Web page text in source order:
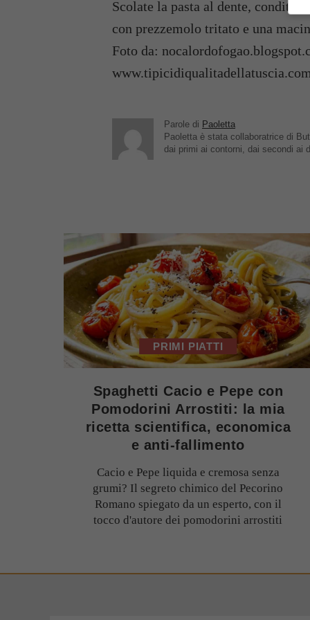
Scolate la pasta al dente, conditele
con prezzemolo tritato e una
Foto da:
www.tipicidiqualitadellatuscia.com
Parole di Paoletta
Paoletta è stata collaboratrice di
dai primi ai contorni, dai secondi ai
PRIMI PIATTI
Spaghetti Cacio e Pepe con
Pomodorini Arrostiti: la mia
ricetta scientifica, economica
e anti-fallimento
Cacio e Pepe liquida e cremosa senza
grumi? Il segreto chimico del Pecorino
Romano spiegato da un esperto, con il
tocco d'autore dei pomodorini arrostiti